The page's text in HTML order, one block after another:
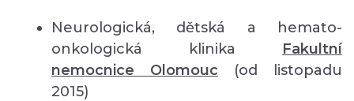
Neurologická, dětská a hemato-
onkologická klinika Fakultní
nemocnice Olomouc (od listopadu
2015)